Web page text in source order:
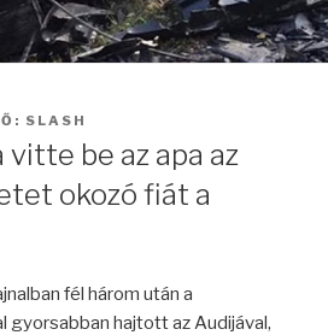
SLASH
be az apa az
okozó fiát a
fél három után a
hajtott az Audijával,